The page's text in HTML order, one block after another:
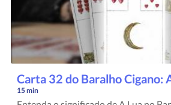
Carta 32 do Baralho Cigano:
15 min